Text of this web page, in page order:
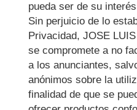
pueda ser de su
Sin perjuicio de lo
Privacidad, JOSE
se compromete a no
a los anunciantes,
anónimos sobre la
finalidad de que se